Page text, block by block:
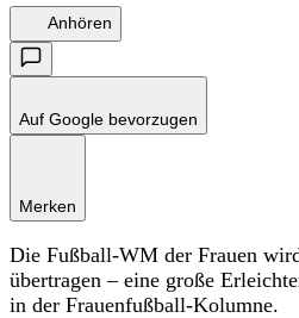
Anhören
Auf Google bevorzugen
Merken
Die Fußball-WM der Frauen
übertragen – eine große
in der Frauenfußball-Kolumne.